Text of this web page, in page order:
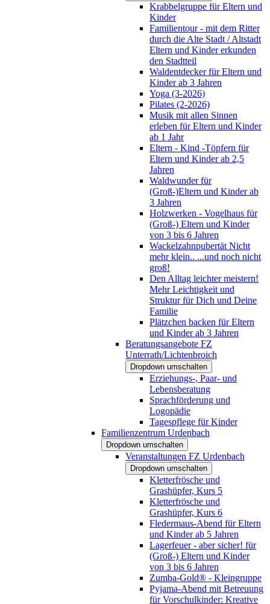
Krabbelgruppe für Eltern und
Kinder
Familientour - mit dem Ritter
durch die Alte Stadt / Altstadt
Eltern und Kinder erkunden
den Stadtteil
Waldentdecker für Eltern und
Kinder ab 3 Jahren
Yoga (3-2026)
Pilates (2-2026)
Musik mit allen Sinnen
erleben für Eltern und Kinder
ab 1 Jahr
Eltern - Kind -Töpfern für
Eltern und Kinder ab 2,5
Jahren
Waldwunder für
(Groß-)Eltern und Kinder ab
3 Jahren
Holzwerken - Vogelhaus für
(Groß-) Eltern und Kinder
von 3 bis 6 Jahren
Wackelzahnpubertät Nicht
mehr klein.. ...und noch nicht
groß!
Den Alltag leichter meistern!
Mehr Leichtigkeit und
Struktur für Dich und Deine
Familie
Plätzchen backen für Eltern
und Kinder ab 3 Jahren
Beratungsangebote FZ
Unterrath/Lichtenbroich
Dropdown umschalten
Erziehungs-, Paar- und
Lebensberatung
Sprachförderung und
Logopädie
Tagespflege für Kinder
Familienzentrum Urdenbach
Dropdown umschalten
Veranstaltungen FZ Urdenbach
Dropdown umschalten
Kletterfrösche und
Grashüpfer, Kurs 5
Kletterfrösche und
Grashüpfer, Kurs 6
Fledermaus-Abend für Eltern
und Kinder ab 5 Jahren
Lagerfeuer - aber sicher! für
(Groß-) Eltern und Kinder
von 3 bis 6 Jahren
Zumba-Gold® - Kleingruppe
Pyjama-Abend mit Betreuung
für Vorschulkinder: Kreative